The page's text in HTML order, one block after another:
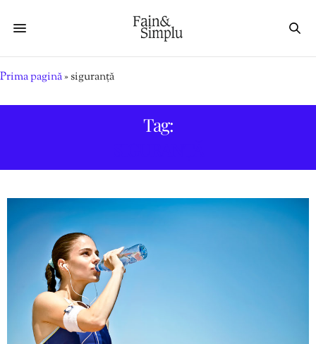
Prima pagină»siguranță
Tag: